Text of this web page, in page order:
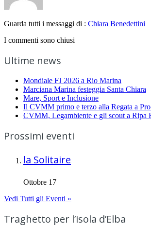
Guarda tutti i messaggi di : Chiara Benedettini
I commenti sono chiusi
Ultime news
Mondiale FJ 2026 a Rio Marina
Marciana Marina festeggia Santa Chiara
Mare, Sport e Inclusione
Il CVMM primo e terzo alla Regata a
CVMM, Legambiente e gli scout a Ripa
Prossimi eventi
la Solitaire
Ottobre 17
Vedi Tutti gli Eventi »
Traghetto per l’isola d’Elba